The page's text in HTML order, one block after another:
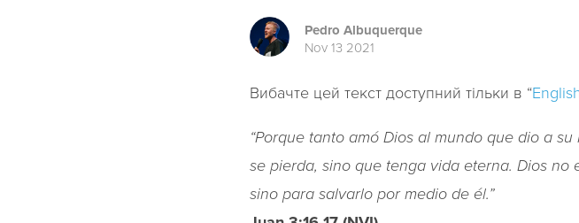
Pedro Albuquerque
Nov 13 2021
Вибачте цей текст доступний тільки в “
“Porque tanto amó Dios al mundo que dio a
se pierda, sino que tenga vida eterna. Dios
sino para salvarlo por medio de él.”‬‬‬‬‬‬‬‬‬‬‬‬‬‬